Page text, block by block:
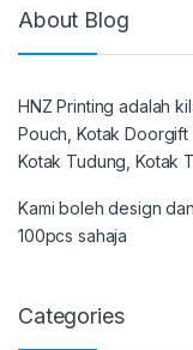
About Blog
HNZ Printing adalah
Pouch, Kotak Doorgift
Kotak Tudung, Kotak
Kami boleh design
100pcs sahaja
Categories